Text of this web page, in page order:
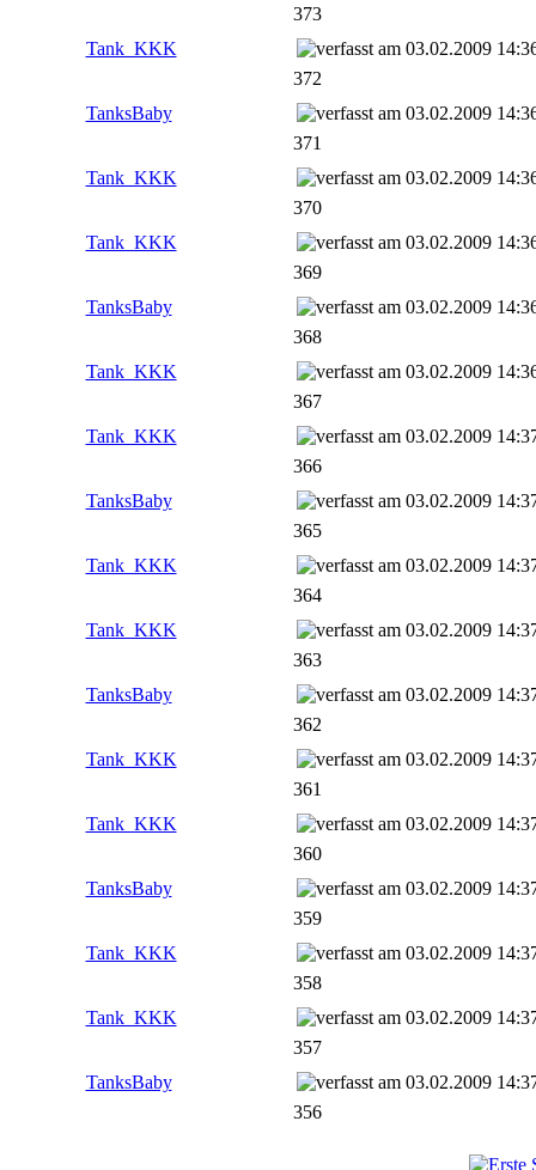
373
Tank_KKK
03.02.2009
372
TanksBaby
03.02.2009
371
Tank_KKK
03.02.2009
370
Tank_KKK
03.02.2009
369
TanksBaby
03.02.2009
368
Tank_KKK
03.02.2009
367
Tank_KKK
03.02.2009
366
TanksBaby
03.02.2009
365
Tank_KKK
03.02.2009
364
Tank_KKK
03.02.2009
363
TanksBaby
03.02.2009
362
Tank_KKK
03.02.2009
361
Tank_KKK
03.02.2009
360
TanksBaby
03.02.2009
359
Tank_KKK
03.02.2009
358
Tank_KKK
03.02.2009
357
TanksBaby
03.02.2009
356